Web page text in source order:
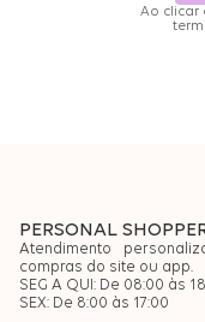
Ao clicar
PERSONAL
Atendimento
compras do site ou app.
SEG A QUI: De 08:00 às
SEX: De 8:00 às 17:00